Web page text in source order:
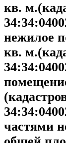
кв.
нежилое
кв.
частями